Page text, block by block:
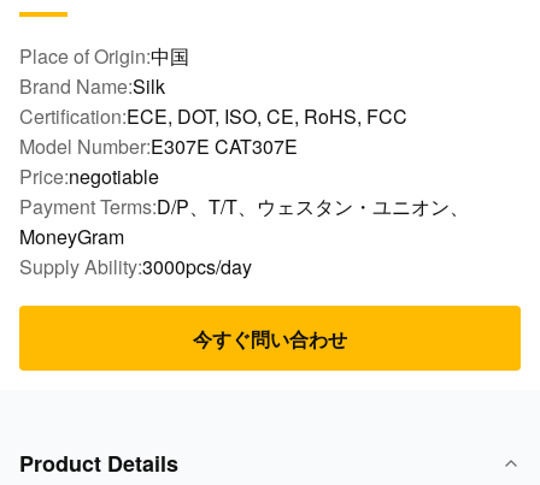
Place of Origin:中国
Brand Name:Silk
Certification:ECE, DOT, ISO, CE, RoHS, FCC
Model Number:E307E CAT307E
Price:negotiable
Payment Terms:D/P、T/T、ウェスタン・ユニオン、
MoneyGram
Supply Ability:3000pcs/day
今すぐ問い合わせ
Product Details